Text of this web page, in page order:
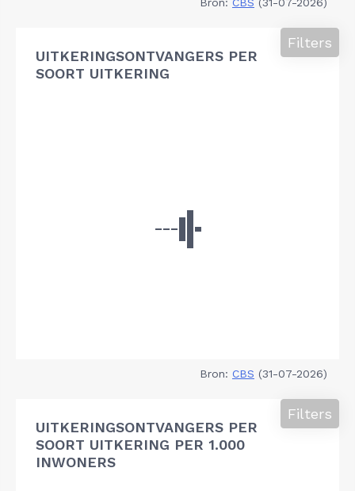
UITKERINGSONTVANGERS PER
SOORT UITKERING
Filters
Bron: CBS (31-07-2026)
UITKERINGSONTVANGERS PER
SOORT UITKERING PER 1.000
INWONERS
Filters